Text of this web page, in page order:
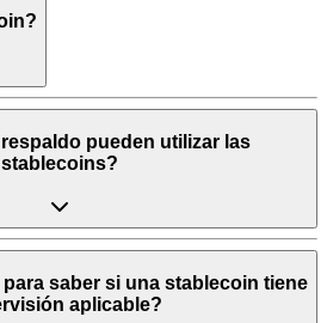
pueden utilizar las
stablecoins?
saber si una stablecoin tiene
aplicable?